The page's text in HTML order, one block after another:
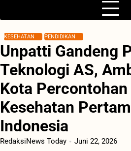
KESEHATAN PENDIDIKAN
Unpatti Gandeng
Teknologi AS,
Kota Percontohan
Kesehatan
Indonesia
RedaksiNews Today Juni 22, 2026